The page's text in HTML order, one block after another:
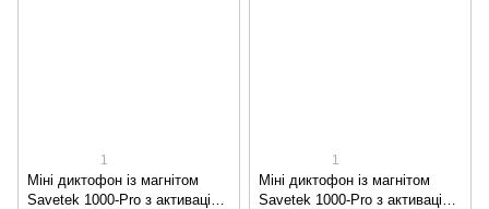
1
Міні диктофон із магнітом
Savetek 1000-Pro з активацією
1
Міні диктофон із магнітом
Savetek 1000-Pro з активацією